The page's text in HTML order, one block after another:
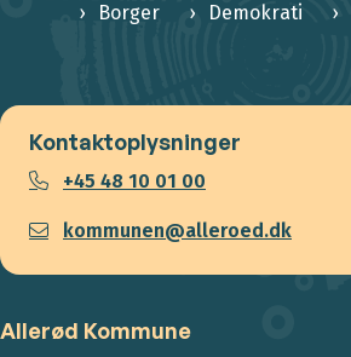
Borger Demokrati
Kontaktoplysninger
+45 48 10 01 00
kommunen@alleroed.dk
Allerød Kommune